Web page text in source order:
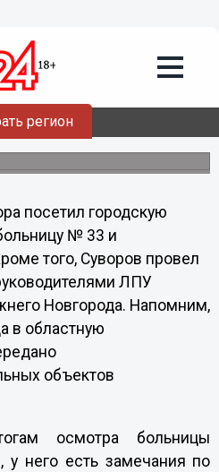
регион
Суворов
нижегородских
собственность было
объектов
посетил городскую
№ 33 и
того, Суворов провел
ЛПУ
Новгорода. Напомним,
в областную
объектов
осмотра больницы
него есть замечания по